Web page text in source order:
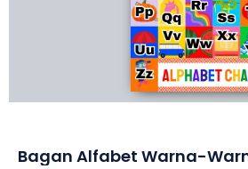
Bagan Alfabet Warna-